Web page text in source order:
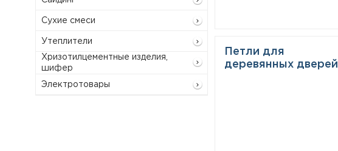
Сухие смеси
Утеплители
Хризотилцементные изделия,
шифер
Электротовары
Петли для
деревянных дверей